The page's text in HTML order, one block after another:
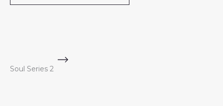
Soul Series 2